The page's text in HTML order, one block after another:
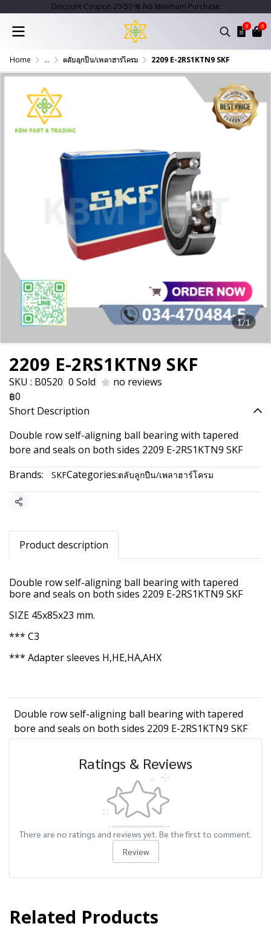
Discount Coupon 20-50 % No Minimum Purchase
0 0
Home ... ตลับลูกปืน/เพลาฮาร์โครม 2209 E-2RS1KTN9 SKF
1/1
2209 E-2RS1KTN9 SKF
SKU : B0520 0 Sold
no reviews
฿0
Short Description
Double row self-aligning ball bearing with tapered
bore and seals on both sides 2209 E-2RS1KTN9 SKF
Brands:
SKFCategories:ตลับลูกปืน/เพลาฮาร์โครม
Share
Product description
Double row self-aligning ball bearing with tapered
bore and seals on both sides 2209 E-2RS1KTN9 SKF
SIZE 45x85x23 mm.
*** C3
*** Adapter sleeves H,HE,HA,AHX
Double row self-aligning ball bearing with tapered
bore and seals on both sides 2209 E-2RS1KTN9 SKF
Ratings & Reviews
There are no ratings and reviews yet. Be the first to comment.
Review
Related Products